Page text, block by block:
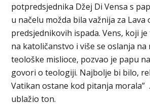
potpredsjednika Džej Di Vensa s
u načelu možda bila važnija za Lava
predsjednikovih ispada. Vens, koji
na katoličanstvo i više se oslanja
teološke mislioce, pozvao je papu
govori o teologiji. Najbolje bi bilo,
Vatikan ostane kod pitanja morala”
ublažio ton.